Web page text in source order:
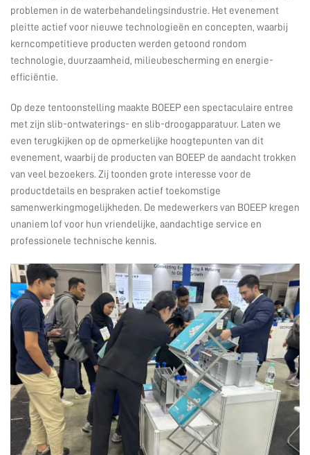
problemen in de waterbehandelingsindustrie. Het evenement
pleitte actief voor nieuwe technologieën en concepten, waarbij
kerncompetitieve producten werden getoond rondom
technologie, duurzaamheid, milieubescherming en energie-
efficiëntie.
Op deze tentoonstelling maakte BOEEP een spectaculaire entree
met zijn slib-ontwaterings- en slib-droogapparatuur. Laten we
even terugkijken op de opmerkelijke hoogtepunten van dit
evenement, waarbij de producten van BOEEP de aandacht trokken
van veel bezoekers. Zij toonden grote interesse voor de
productdetails en bespraken actief toekomstige
samenwerkingmogelijkheden. De medewerkers van BOEEP kregen
unaniem lof voor hun vriendelijke, aandachtige service en
professionele technische kennis.